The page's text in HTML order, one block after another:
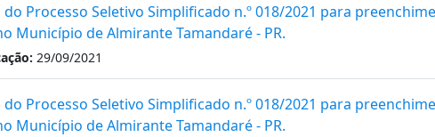
do Processo Seletivo Simplificado n.º 018/2021 para
Município de Almirante Tamandaré - PR.
29/09/2021
do Processo Seletivo Simplificado n.º 018/2021 para
Município de Almirante Tamandaré - PR.